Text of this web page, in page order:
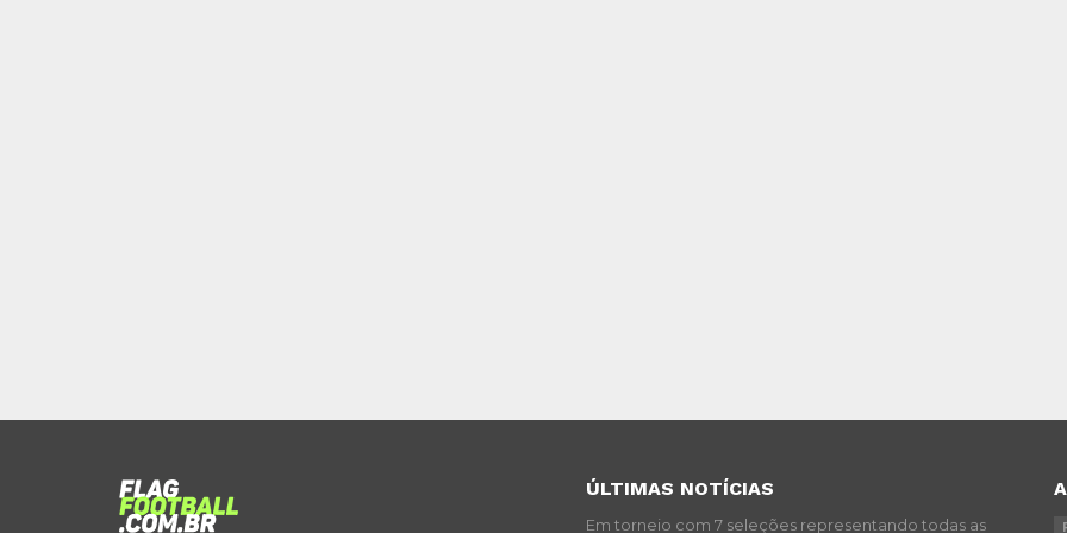
ÚLTIMAS NOTÍCIAS
Em torneio com 7 seleções representando todas as